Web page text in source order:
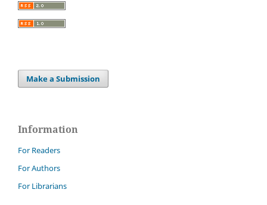
Make a Submission
Information
For Readers
For Authors
For Librarians